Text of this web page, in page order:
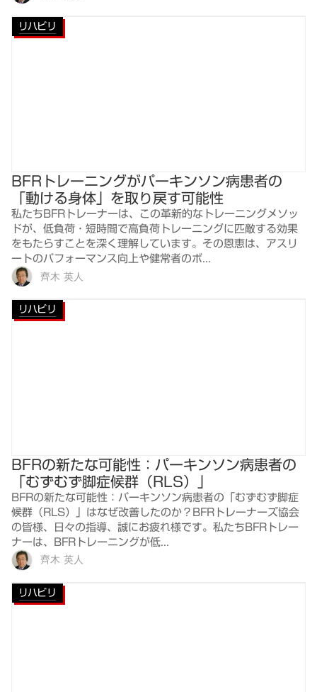
リハビリ
BFRトレーニングがパーキンソン病患者の
「動ける身体」を取り戻す可能性
私たちBFRトレーナーは、この革新的なトレーニングメソッ
ドが、低負荷・短時間で高負荷トレーニングに匹敵する効果
をもたらすことを深く理解しています。その恩恵は、アスリ
ートのパフォーマンス向上や健常者のボ...
齊木 英人
リハビリ
BFRの新たな可能性：パーキンソン病患者の
「むずむず脚症候群（RLS）」
BFRの新たな可能性：パーキンソン病患者の「むずむず脚症
候群（RLS）」はなぜ改善したのか？BFRトレーナーズ協会
の皆様、日々の指導、誠にお疲れ様です。私たちBFRトレー
ナーは、BFRトレーニングが低...
齊木 英人
リハビリ